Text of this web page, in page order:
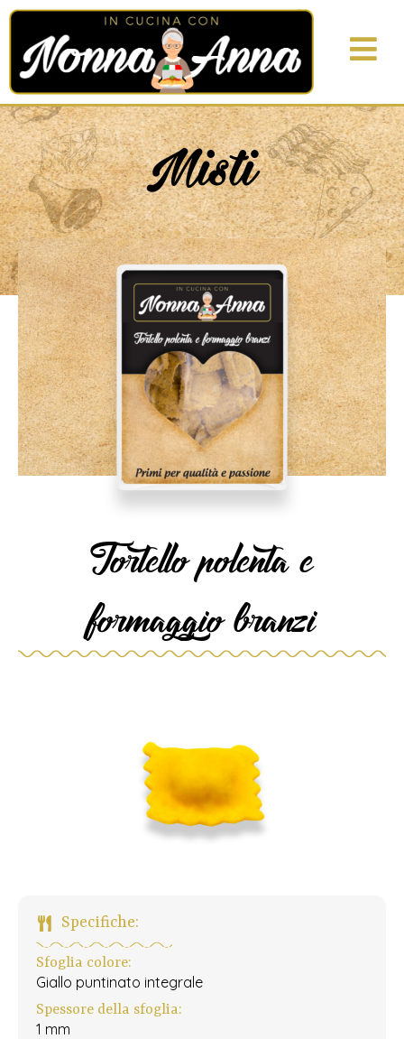
Misti
Tortello polenta e
formaggio branzi
Specifiche:
Sfoglia colore:
Giallo puntinato integrale
Spessore della sfoglia:
1 mm